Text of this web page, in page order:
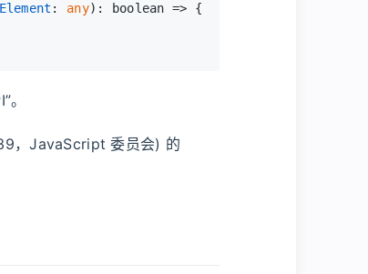
: any): boolean => {
，JavaScript 委员会) 的